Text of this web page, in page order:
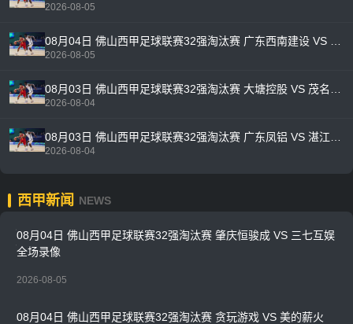
2026-08-05
2026-08-05
2026-08-04
2026-08-04
西甲新闻 NEWS
08月04日 佛山西甲足球联赛32强淘汰赛 肇庆恒骏成 VS 三七互娱
全场录像
2026-08-05
08月04日 佛山西甲足球联赛32强淘汰赛 贪玩游戏 VS 美的薪火